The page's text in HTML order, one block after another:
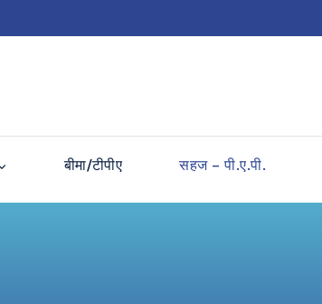
बीमा/टीपीए सहज – पी.ए.पी.